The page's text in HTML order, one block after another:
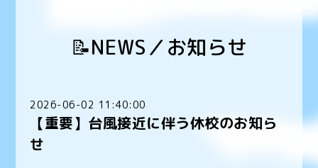
📝NEWS／お知らせ
2026-06-02 11:40:00
【重要】台風接近に伴う休校のお知ら
せ